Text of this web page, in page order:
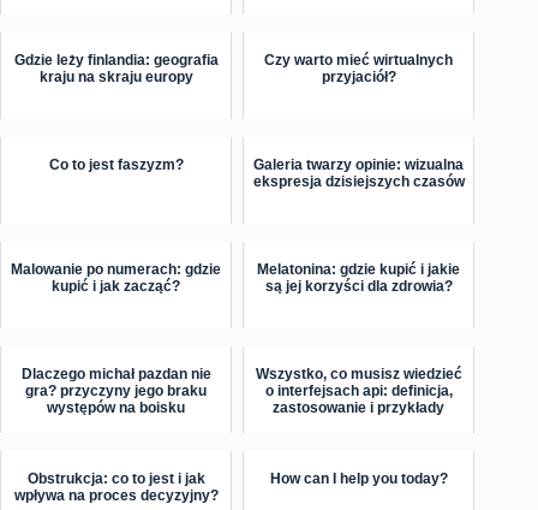
Gdzie leży finlandia: geografia
kraju na skraju europy
Czy warto mieć wirtualnych
przyjaciół?
Co to jest faszyzm?
Galeria twarzy opinie: wizualna
ekspresja dzisiejszych czasów
Malowanie po numerach: gdzie
kupić i jak zacząć?
Melatonina: gdzie kupić i jakie
są jej korzyści dla zdrowia?
Dlaczego michał pazdan nie
gra? przyczyny jego braku
występów na boisku
Wszystko, co musisz wiedzieć
o interfejsach api: definicja,
zastosowanie i przykłady
Obstrukcja: co to jest i jak
wpływa na proces decyzyjny?
How can I help you today?